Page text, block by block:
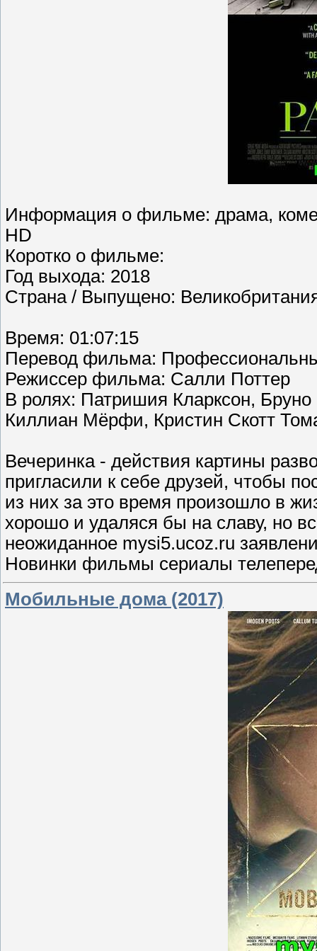
Информация о фильме: драма,
HD
Коротко о фильме:
Год выхода: 2018
Страна / Выпущено:
Время: 01:07:15
Перевод фильма:
Режиссер фильма: Салли Поттер
В ролях: Патришия Кларксон,
Киллиан Мёрфи, Кристин Скотт
Вечеринка - действия картины
пригласили к себе друзей, чтобы
из них за это время произошло в
хорошо и удаляся бы на славу, но
неожиданное mysi5.ucoz.ru
Новинки фильмы сериалы
Мобильные дома (2017)